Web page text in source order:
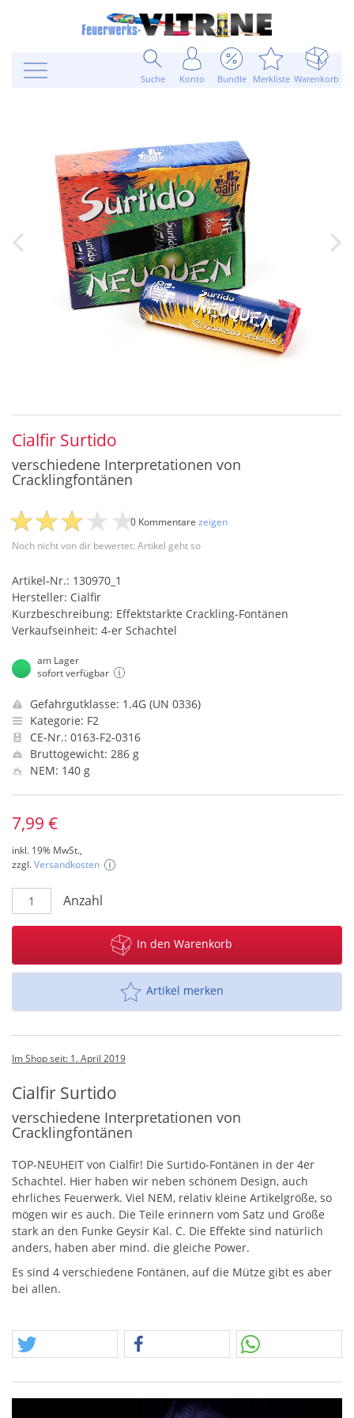
Suche Konto Bundle Merkliste Warenkorb
Cialfir Surtido
verschiedene Interpretationen von
Cracklingfontänen
Noch nicht von dir bewertet: Artikel geht so
0 Kommentare zeigen
Artikel-Nr.: 130970_1
Hersteller: Cialfir
Kurzbeschreibung: Effektstarkte Crackling-Fontänen
Verkaufseinheit: 4-er Schachtel
am Lager
sofort verfügbar
Gefahrgutklasse: 1.4G (UN 0336)
Kategorie: F2
CE-Nr.: 0163-F2-0316
Bruttogewicht: 286 g
NEM: 140 g
7,99 €
inkl. 19% MwSt.,
zzgl.Versandkosten
Anzahl
In den Warenkorb
Artikel merken
Im Shop seit: 1. April 2019
Cialfir Surtido
verschiedene Interpretationen von
Cracklingfontänen
TOP-NEUHEIT von Cialfir! Die Surtido-Fontänen in der 4er
Schachtel. Hier haben wir neben schönem Design, auch
ehrliches Feuerwerk. Viel NEM, relativ kleine Artikelgröße, so
mögen wir es auch. Die Teile erinnern vom Satz und Größe
stark an den Funke Geysir Kal. C. Die Effekte sind natürlich
anders, haben aber mind. die gleiche Power.
Es sind 4 verschiedene Fontänen, auf die Mütze gibt es aber
bei allen.